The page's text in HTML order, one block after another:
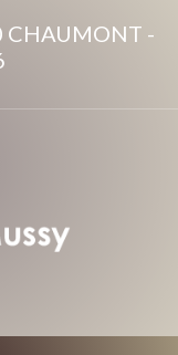
CHAUMONT -